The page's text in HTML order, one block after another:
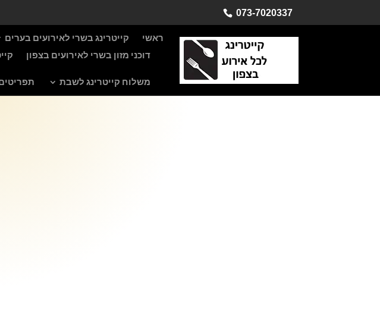
073-7020337
ראשי קייטרינג בשרי לאירועים בערים
דוכני מזון בשרי לאירועים בצפון
משלוח קייטרינג לשבת